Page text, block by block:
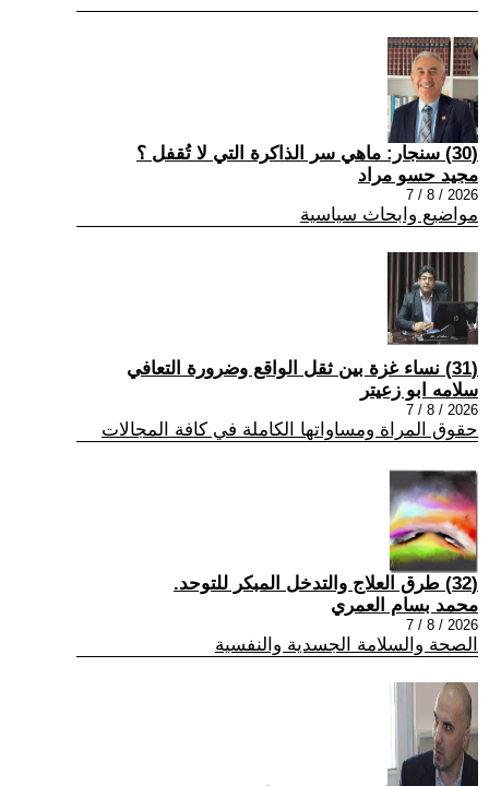
(30) سنجار: ماهي سر الذاكرة التي لا تُقفل ؟
مجيد حسو مراد
2026 / 8 / 7
مواضيع وابحاث سياسية
(31) نساء غزة بين ثقل الواقع وضرورة التعافي
سلامه ابو زعيتر
2026 / 8 / 7
حقوق المراة ومساواتها الكاملة في كافة المجالات
(32) طرق العلاج والتدخل المبكر للتوحد.
محمد بسام العمري
2026 / 8 / 7
الصحة والسلامة الجسدية والنفسية